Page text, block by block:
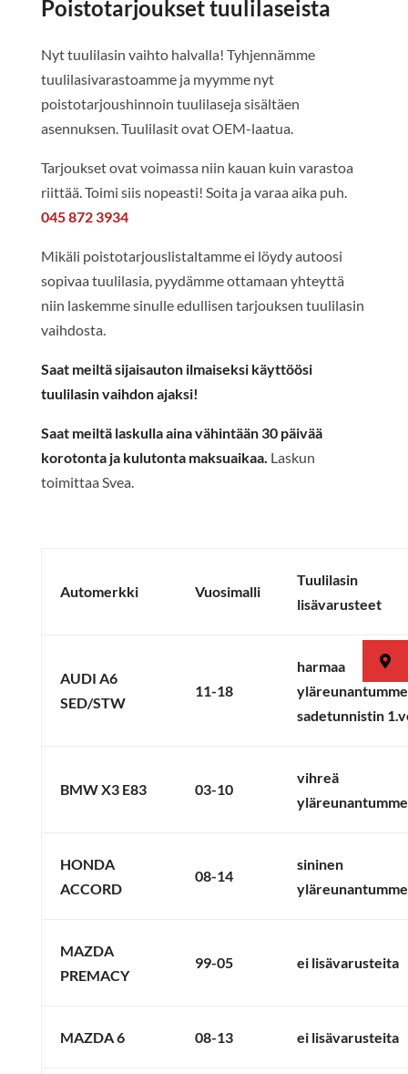
Poistotarjoukset tuulilaseista
Nyt tuulilasin vaihto halvalla! Tyhjennämme
tuulilasivarastoamme ja myymme nyt
poistotarjoushinnoin tuulilaseja sisältäen
asennuksen. Tuulilasit ovat OEM-laatua.
Tarjoukset ovat voimassa niin kauan kuin varastoa
riittää. Toimi siis nopeasti! Soita ja varaa aika puh.
045 872 3934
Mikäli poistotarjouslistaltamme ei löydy autoosi
sopivaa tuulilasia, pyydämme ottamaan yhteyttä
niin laskemme sinulle edullisen tarjouksen tuulilasin
vaihdosta.
Saat meiltä sijaisauton ilmaiseksi käyttöösi
tuulilasin vaihdon ajaksi!
Saat meiltä laskullaaina vähintään 30 päivää
korotonta ja kulutonta maksuaikaa. Laskun
toimittaa Svea.
Automerkki Vuosimalli
Tuulilasin
lisävarusteet
AUDI A6
SED/STW
11-18
harmaa
sadetunnistin
BMW X3 E83 03-10
vihreä
HONDA
ACCORD
08-14
sininen
MAZDA
PREMACY
99-05 ei lisävarusteita
MAZDA 6 08-13 ei lisävarusteita